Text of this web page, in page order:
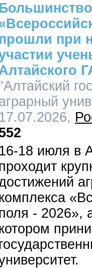
прошли при
17.07.2026,
16-18 июля в
- 2026»,